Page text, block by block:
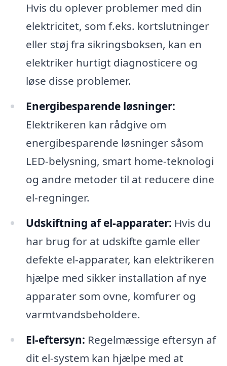
Hvis du oplever problemer med din
elektricitet, som f.eks. kortslutninger
eller støj fra sikringsboksen, kan en
elektriker hurtigt diagnosticere og
løse disse problemer.
Energibesparende løsninger:
Elektrikeren kan rådgive om
energibesparende løsninger såsom
LED-belysning, smart home-teknologi
og andre metoder til at reducere dine
el-regninger.
Udskiftning af el-apparater: Hvis du
har brug for at udskifte gamle eller
defekte el-apparater, kan elektrikeren
hjælpe med sikker installation af nye
apparater som ovne, komfurer og
varmtvandsbeholdere.
El-eftersyn: Regelmæssige eftersyn af
dit el-system kan hjælpe med at